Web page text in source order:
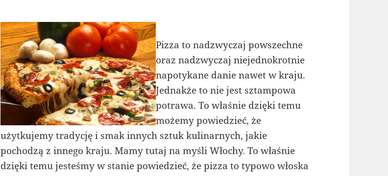
Pizza to nadzwyczaj powszechne
oraz nadzwyczaj niejednokrotnie
napotykane danie nawet w kraju.
Jednakże to nie jest sztampowa
potrawa. To właśnie dzięki temu
możemy powiedzieć, że
użytkujemy tradycję i smak innych sztuk kulinarnych, jakie
pochodzą z innego kraju. Mamy tutaj na myśli Włochy. To właśnie
dzięki temu jesteśmy w stanie powiedzieć, że pizza to typowo włoska